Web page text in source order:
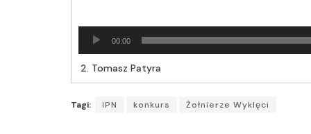
plików
00:00
2. Tomasz Patyra
Tagi: IPN konkurs Żołnierze Wyklęci